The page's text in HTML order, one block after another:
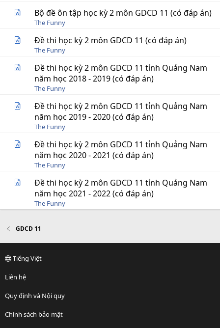
Bộ đề ôn tập học kỳ 2 môn GDCD 11 (có đáp án)
The Funny
Đề thi học kỳ 2 môn GDCD 11 (có đáp án)
The Funny
Đề thi học kỳ 2 môn GDCD 11 tỉnh Quảng Nam
năm học 2018 - 2019 (có đáp án)
The Funny
Đề thi học kỳ 2 môn GDCD 11 tỉnh Quảng Nam
năm học 2019 - 2020 (có đáp án)
The Funny
Đề thi học kỳ 2 môn GDCD 11 tỉnh Quảng Nam
năm học 2020 - 2021 (có đáp án)
The Funny
Đề thi học kỳ 2 môn GDCD 11 tỉnh Quảng Nam
năm học 2021 - 2022 (có đáp án)
The Funny
GDCD 11
Tiếng Việt
Liên hệ
Quy định và Nội quy
Chính sách bảo mật